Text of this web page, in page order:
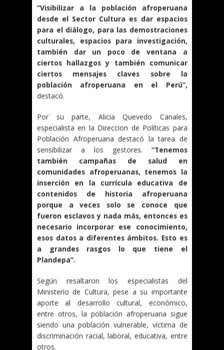
“Visibilizar a la población afroperuana
desde el Sector Cultura es dar espacios
para el diálogo, para las demostraciones
culturales, espacios para investigación,
también dar un poco de ventana a
ciertos hallazgos y también comunicar
ciertos mensajes claves sobre la
población afroperuana en el Perú”,
destacó.
Por su parte, Alicia Quevedo Canales,
especialista en la Direccion de Políticas para
Población Afroperuana destacó la tarea de
sensibilizar a los gestores. “Tenemos
también campañas de salud en
comunidades afroperuanas, tenemos la
inserción en la currícula educativa de
contenidos de historia afroperuana
porque a veces solo se conoce que
fueron esclavos y nada más, entonces es
necesario incorporar ese conocimiento,
esos datos a diferentes ámbitos. Esto es
a grandes rasgos lo que tiene el
Plandepa”.
Según resaltaron los especialistas del
Ministerio de Cultura, pese a su importante
aporte al desarrollo cultural, económico,
entre otros, la población afroperuana sigue
siendo una población vulnerable, víctima de
discriminación racial, laboral, educativa, entre
otros.